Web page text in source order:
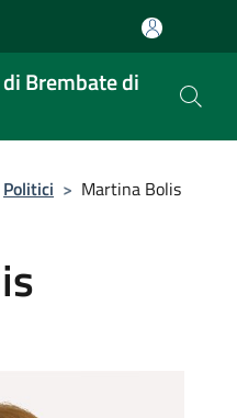
Brembate di
Politici > Martina Bolis